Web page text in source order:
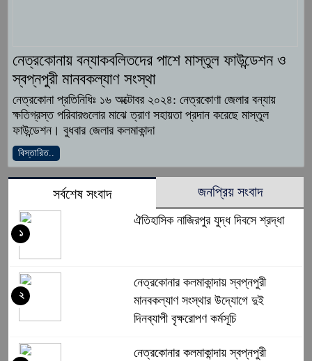
নেত্রকোনায় বন্যাকবলিতদের পাশে মাস্তুল ফাউন্ডেশন ও
স্বপ্নপুরী মানবকল্যাণ সংস্থা
নেত্রকোনা প্রতিনিধিঃ ১৬ অক্টোবর ২০২৪: নেত্রকোণা জেলার বন্যায়
ক্ষতিগ্রস্ত পরিবারগুলোর মাঝে ত্রাণ সহায়তা প্রদান করেছে মাস্তুল
ফাউন্ডেশন। বুধবার জেলার কলমাকান্দা
বিস্তারিত..
সর্বশেষ সংবাদ জনপ্রিয় সংবাদ
ঐতিহাসিক নাজিরপুর যুদ্ধ দিবসে শ্রদ্ধা
১
নেত্রকোনার কলমাকান্দায় স্বপ্নপুরী
মানবকল্যাণ সংস্থার উদ্যোগে দুই
দিনব্যাপী বৃক্ষরোপণ কর্মসূচি
২
নেত্রকোনার কলমাকান্দায় স্বপ্নপুরী